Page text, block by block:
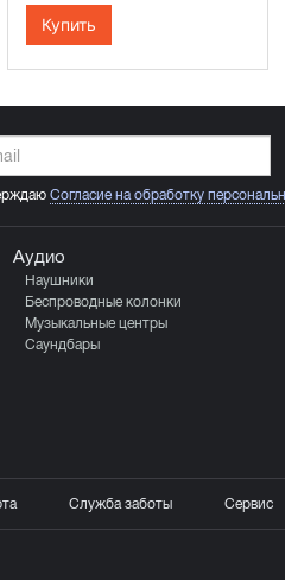
Купить
Согласие на обработку
Аудио
Наушники
Беспроводные колонки
Музыкальные центры
Саундбары
Служба заботы Сервис